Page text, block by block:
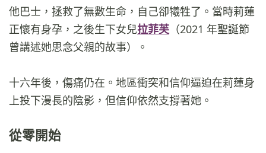
他巴士，拯救了無數生命，自己卻犧牲了。當時莉蓮
正懷有身孕，之後生下女兒拉菲芙（2021 年聖誕節
曾講述她思念父親的故事）。
十六年後，傷痛仍在。地區衝突和信仰逼迫在莉蓮身
上投下漫長的陰影，但信仰依然支撐著她。
從零開始